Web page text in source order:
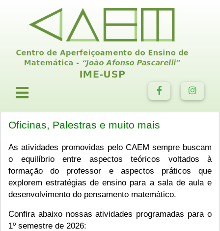
Oficinas, Palestras e muito mais
As atividades promovidas pelo CAEM sempre buscam
o equilíbrio entre aspectos teóricos voltados à
formação do professor e aspectos práticos que
explorem estratégias de ensino para a sala de aula e
desenvolvimento do pensamento matemático.
Confira abaixo nossas atividades programadas para o
1º semestre de 2026: